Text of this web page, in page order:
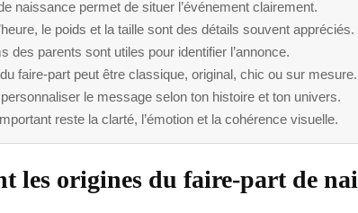
naissance permet de situer l’événement clairement.
le poids et la taille sont des détails souvent appréciés.
des parents sont utiles pour identifier l’annonce.
faire-part peut être classique, original, chic ou sur mesure.
le message selon ton histoire et ton univers.
reste la clarté, l’émotion et la cohérence visuelle.
les origines du faire-part de